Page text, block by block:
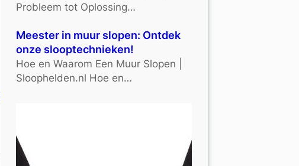
Probleem tot Oplossing…
Meester in muur slopen: Ontdek
onze slooptechnieken!
Hoe en Waarom Een Muur Slopen |
Sloophelden.nl Hoe en…